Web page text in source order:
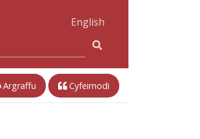
English
Argraffu Cyfeirnodi